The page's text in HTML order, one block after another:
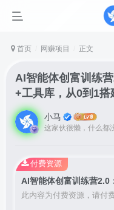
首页 网赚项目 正文
AI智能体创富训练
+工具库，从0到1
小马
这家伙很懒，什么都
此内容为付费资源，请付
付费资源